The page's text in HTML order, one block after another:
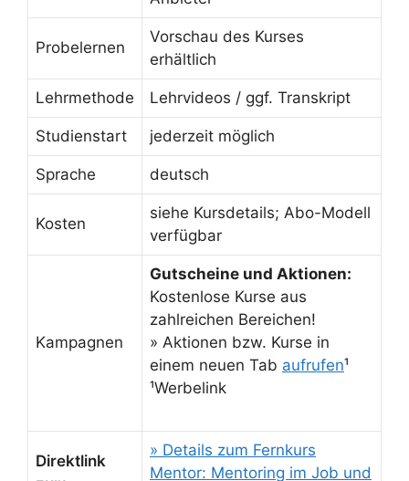
Probelernen
Vorschau des Kurses
erhältlich
Lehrmethode Lehrvideos / ggf. Transkript
Studienstart jederzeit möglich
Sprache deutsch
Kosten
siehe Kursdetails; Abo-Modell
verfügbar
Kampagnen
Gutscheine und Aktionen:
Kostenlose Kurse aus
zahlreichen Bereichen!
» Aktionen bzw. Kurse in
einem neuen Tab aufrufen¹
¹Werbelink
Direktlink
» Details zum Fernkurs
Mentor: Mentoring im Job und